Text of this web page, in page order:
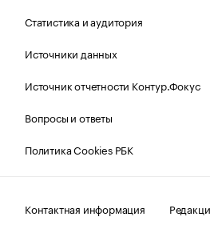
Статистика и аудитория
Источники данных
Источник отчетности Контур.Фокус
Вопросы и ответы
Политика Cookies РБК
Контактная информация